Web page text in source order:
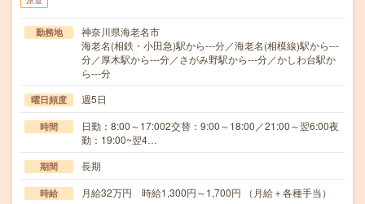
勤務地
神奈川県海老名市
海老名(相鉄・小田急)駅から---分／海老名(相模線)駅から---
分／厚木駅から---分／さがみ野駅から---分／かしわ台駅か
ら---分
曜日頻度 週5日
時間
日勤：8:00～17:002交替：9:00～18:00／21:00～翌6:00夜
勤：19:00~翌4…
期間 長期
時給 月給32万円 時給1,300円～1,700円 （月給＋各種手当）